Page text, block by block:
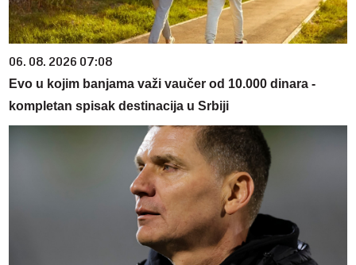
06. 08. 2026 07:08
Evo u kojim banjama važi vaučer od 10.000 dinara -
kompletan spisak destinacija u Srbiji